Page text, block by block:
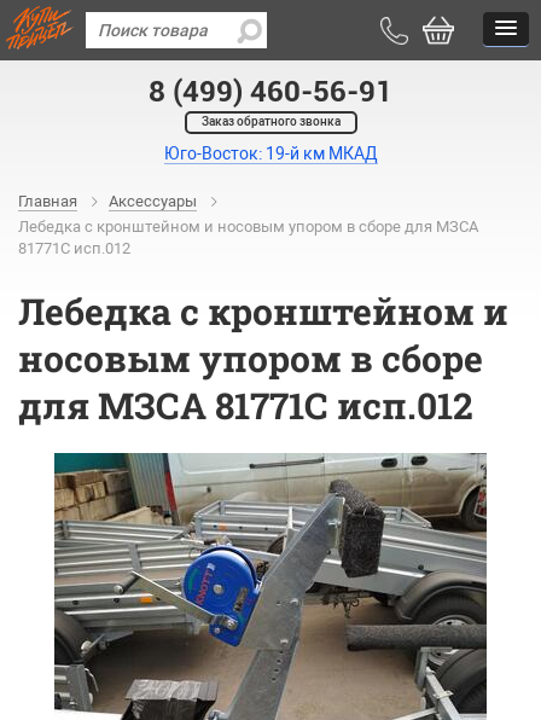
8 (499) 460-56-91
Заказ обратного звонка
Юго-Восток: 19-й км МКАД
Главная
Аксессуары
Лебедка с кронштейном и носовым упором в сборе для МЗСА
81771С исп.012
Лебедка с кронштейном и
носовым упором в сборе
для МЗСА 81771С исп.012